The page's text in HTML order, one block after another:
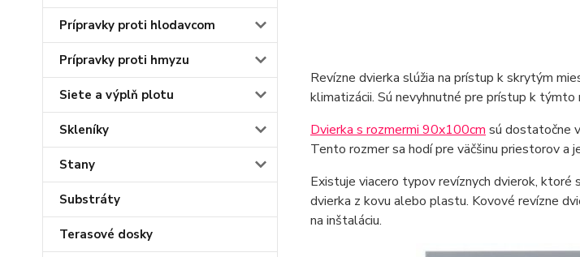
Prípravky proti hlodavcom
Prípravky proti hmyzu
Siete a výplň plotu
Skleníky
Stany
Substráty
Terasové dosky
Revízne dvierka slúžia na prístup k skrytým
klimatizácii. Sú nevyhnutné pre prístup k
Dvierka s rozmermi 90x100cm sú dostatočne
Tento rozmer sa hodí pre väčšinu priestorov a
Existuje viacero typov revíznych dvierok, ktoré
dvierka z kovu alebo plastu. Kovové revízne
na inštaláciu.